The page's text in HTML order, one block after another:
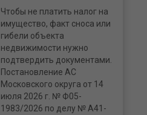
Чтобы не платить налог на
имущество, факт сноса или
гибели объекта
недвижимости нужно
подтвердить документами.
Постановление АС
Московского округа от 14
июля 2026 г. № Ф05-
1983/2026 по делу № А41-